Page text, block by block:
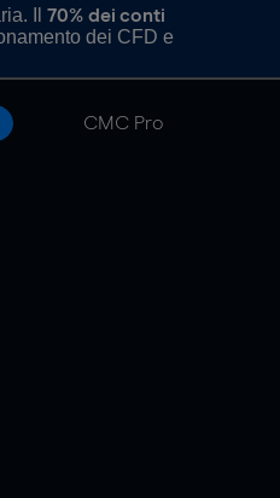
Il 70% dei conti
dei CFD e
CMC Pro